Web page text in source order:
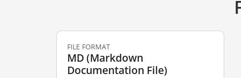
FILE FORMAT
MD (Markdown
Documentation File)